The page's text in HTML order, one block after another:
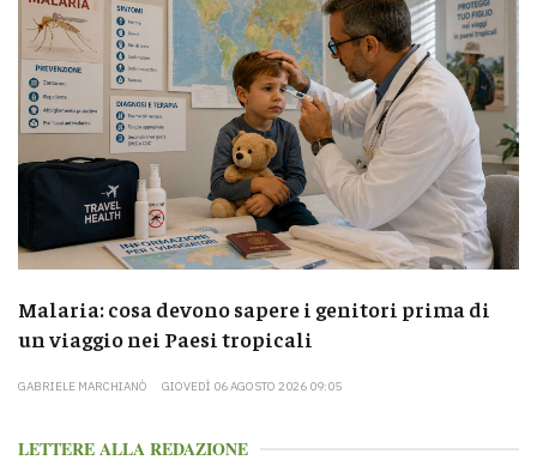
Malaria: cosa devono sapere i genitori prima di
un viaggio nei Paesi tropicali
GABRIELE MARCHIANÒ GIOVEDÌ 06 AGOSTO 2026 09:05
LETTERE ALLA REDAZIONE